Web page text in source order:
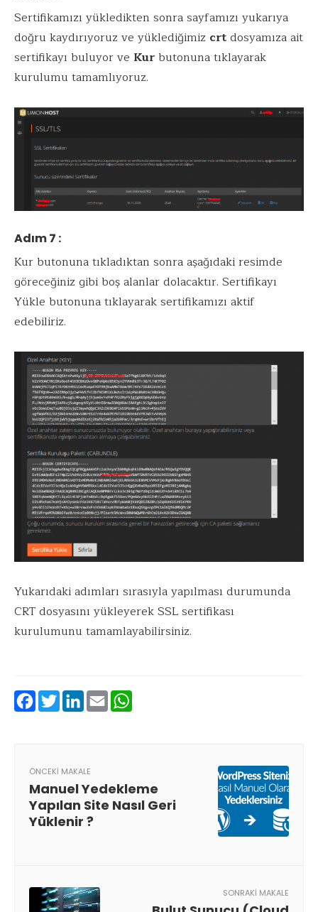
Sertifikamızı yükledikten sonra sayfamızı yukarıya
doğru kaydırıyoruz ve yüklediğimiz crtdosyamıza ait
sertifikayı buluyor ve Kurbutonuna tıklayarak
kurulumu tamamlıyoruz.
Adım 7 :
Kur butonuna tıkladıktan sonra aşağıdaki resimde
göreceğiniz gibi boş alanlar dolacaktır. Sertifikayı
Yükle butonuna tıklayarak sertifikamızı aktif
edebiliriz.
Yukarıdaki adımları sırasıyla yapılması durumunda
CRT dosyasını yükleyerek SSL sertifikası
kurulumunu tamamlayabilirsiniz.
Facebook
Twitter
LinkedIn
Email
ÖNCEKI MAKALE
Manuel Yedekleme
Yapılan Site Nasıl Geri
Yüklenir ?
SONRAKI MAKALE